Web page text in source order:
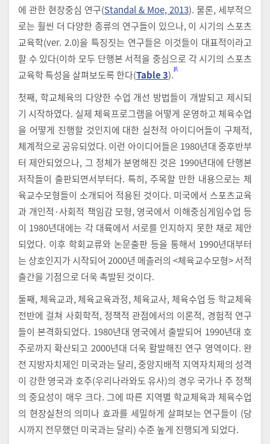
에 관한 현장중심 연구(Standal & Moe, 2013). 물론, 세부적으
로는 훨씬 더 다양한 종류의 연구들이 있으나, 이 시기의 스포츠
교육학(ver. 2.0)을 특징짓는 연구들은 이것들이 대표적이라고
할 수 있다(이하 모두 단행본 서적을 중심으로 각 시기의 스포츠
교육학 특성을 살펴보도록 한다(Table 3).3)
첫째, 학교체육의 다양한 수업 개선 방법들이 개발되고 제시되
기 시작하였다. 실제 체육프로그램을 어떻게 운영하고 체육수업
을 어떻게 진행할 것인지에 대한 실천적 아이디어들이 구체적,
체계적으로 공유되었다. 이런 아이디어들은 1980년대 중후반부
터 제안되었으나, 그 정체가 분명해진 것은 1990년대에 단행본
저작들이 출판되면서부터다. 특히, 주목할 만한 내용으로는 체
육교수모형들이 소개되어 적용된 것이다. 미국에서 스포츠교육
과 개인적·사회적 책임감 모형, 영국에서 이해중심게임수업 등
이 1980년대에는 각 대륙에서 서로를 인지하지 못한 채로 제안
되었다. 이후 학회교류와 논문출판 등을 통해서 1990년대부터
는 상호인지가 시작되어 2000년 메츨러의 <체육교수모형> 서적
출간을 기점으로 더욱 촉발된 것이다.
둘째, 체육교과, 체육교육과정, 체육교사, 체육수업 등 학교체육
전반에 걸쳐 사회학적, 정책적 관점에서의 이론적, 경험적 연구
들이 본격화되었다. 1980년대 영국에서 출발되어 1990년대 호
주로까지 확산되고 2000년대 더욱 활발해진 연구 영역이다. 완
전 지방자치제인 미국과는 달리, 중앙지배적 지역자치제의 성격
이 강한 영국과 호주(우리나라와도 유사)의 경우 국가나 주 정책
의 중요성이 매우 크다. 그에 따른 지역별 학교체육과 체육수업
의 현장실천의 의미나 효과를 세밀하게 살펴보는 연구들이 (당
시까지 전무했던 미국과는 달리) 수준 높게 진행되게 되었다.